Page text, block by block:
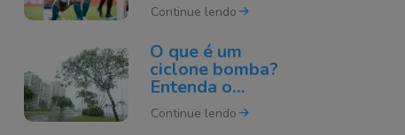
Cruzeiro
Continue lendo
O que é um
ciclone bomba?
Entenda o
fenômeno que
pode atingir o Sul
Continue lendo